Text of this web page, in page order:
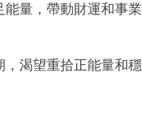
能量，帶動財運和事業
，渴望重拾正能量和穩